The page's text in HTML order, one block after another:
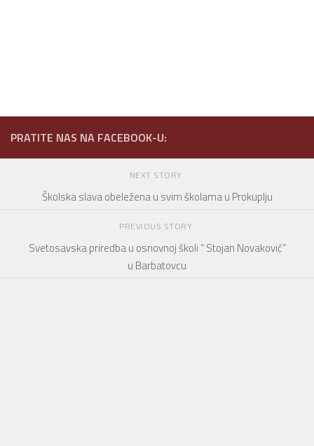
PRATITE NAS NA FACEBOOK-U:
NEXT STORY
Školska slava obeležena u svim školama u Prokuplju
PREVIOUS STORY
Svetosavska priredba u osnovnoj školi ” Stojan Novaković”
u Barbatovcu